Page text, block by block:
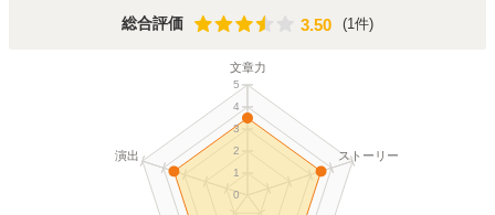
総合評価 3.50
3.50 (1件)
文章力
ストーリー
演出
0
1
2
3
4
5